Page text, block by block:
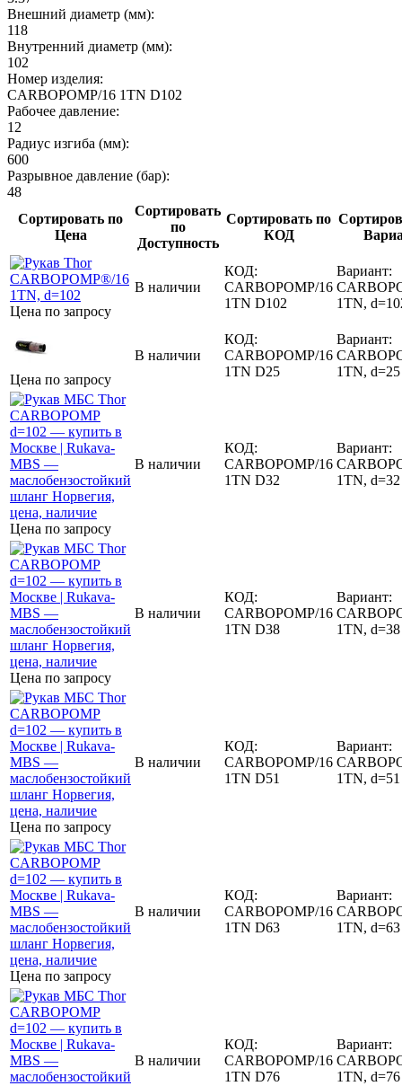
Внешний диаметр (мм):
118
Внутренний диаметр (мм):
102
Номер изделия:
CARBOPOMP/16 1TN D102
Рабочее давление:
12
Радиус изгиба (мм):
600
Разрывное давление (бар):
48
Сортировать по
Цена
Сортировать
по
Доступность
Сортировать по
КОД
Цена по запросу
В наличии
КОД:
CARBOPOMP/16
1TN D102
Вариант:
1TN,
Цена по запросу
В наличии
КОД:
CARBOPOMP/16
1TN D25
Вариант:
1TN, d=25
Цена по запросу
В наличии
КОД:
CARBOPOMP/16
1TN D32
Вариант:
1TN, d=32
Цена по запросу
В наличии
КОД:
CARBOPOMP/16
1TN D38
Вариант:
1TN, d=38
Цена по запросу
В наличии
КОД:
CARBOPOMP/16
1TN D51
Вариант:
1TN, d=51
Цена по запросу
В наличии
КОД:
CARBOPOMP/16
1TN D63
Вариант:
1TN, d=63
В наличии
КОД:
CARBOPOMP/16
1TN D76
Вариант:
1TN, d=76